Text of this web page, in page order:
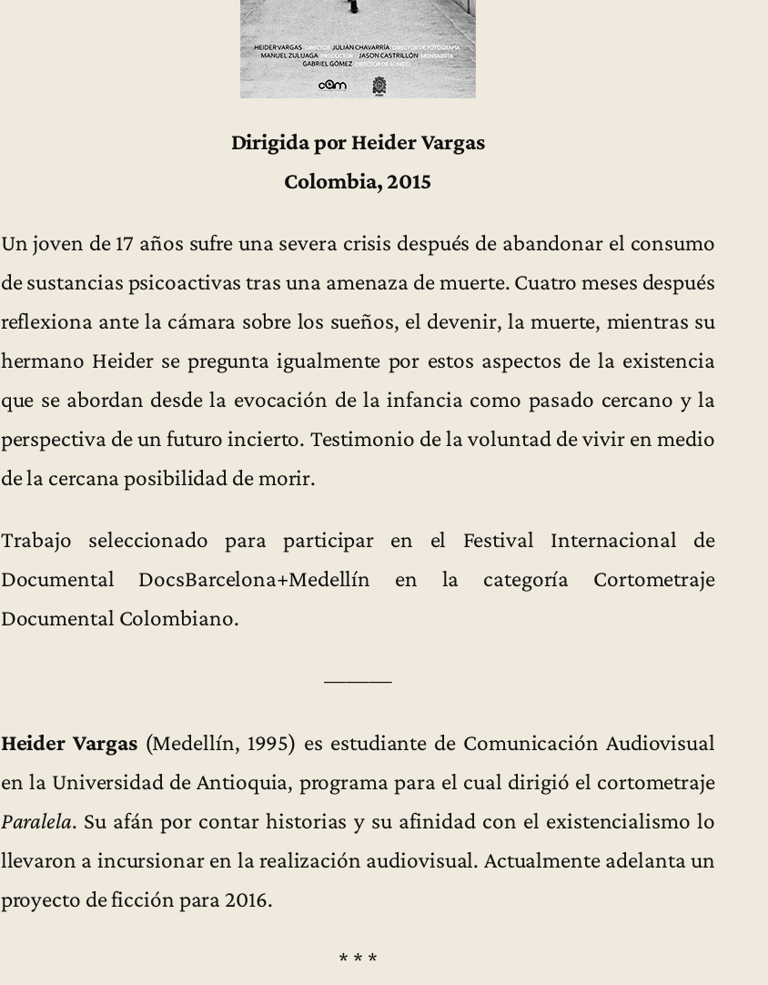
Dirigida por Heider Vargas
Colombia, 2015
Un joven de 17 años sufre una severa crisis después de abandonar el consumo
de sustancias psicoactivas tras una amenaza de muerte. Cuatro meses después
reflexiona ante la cámara sobre los sueños, el devenir, la muerte, mientras su
hermano Heider se pregunta igualmente por estos aspectos de la existencia
que se abordan desde la evocación de la infancia como pasado cercano y la
perspectiva de un futuro incierto. Testimonio de la voluntad de vivir en medio
de la cercana posibilidad de morir.
Trabajo seleccionado para participar en el Festival Internacional de
Documental DocsBarcelona+Medellín en la categoría Cortometraje
Documental Colombiano.
———
Heider Vargas(Medellín, 1995) es estudiante de Comunicación Audiovisual
en la Universidad de Antioquia, programa para el cual dirigió el cortometraje
Paralela. Su afán por contar historias y su afinidad con el existencialismo lo
llevaron a incursionar en la realización audiovisual. Actualmente adelanta un
proyecto de ficción para 2016.
* * *